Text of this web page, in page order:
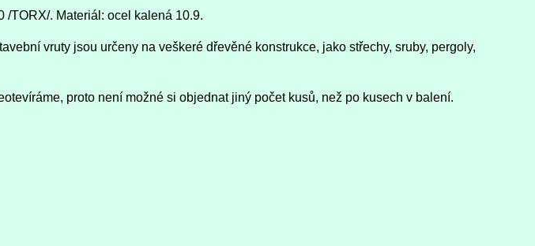
/TORX/. Materiál: ocel kalená 10.9.
vruty jsou určeny na veškeré dřevěné konstrukce, jako střechy, sruby, pergoly,
proto není možné si objednat jiný počet kusů, než po kusech v balení.